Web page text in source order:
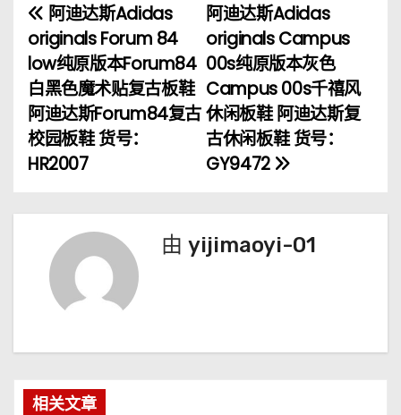
文
章
导
航
阿迪达斯Adidas
originals Campus
00s纯原版本灰色
Campus 00s千禧风
休闲板鞋 阿迪达斯复
古休闲板鞋 货号：
GY9472
阿迪达斯Adidas
originals Forum 84
low纯原版本Forum84
白黑色魔术贴复古板鞋
阿迪达斯Forum84复古
校园板鞋 货号：
HR2007
由 yijimaoyi-01
相关文章